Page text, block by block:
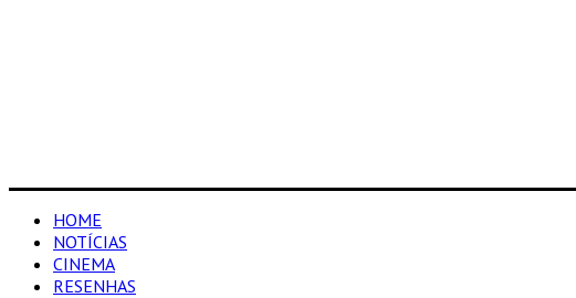
HOME
NOTÍCIAS
CINEMA
RESENHAS